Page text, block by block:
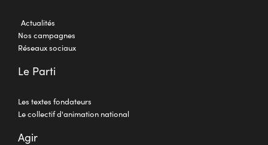
Actualités
Nos campagnes
Réseaux sociaux
Le Parti
Les textes fondateurs
Le collectif d'animation national
Agir